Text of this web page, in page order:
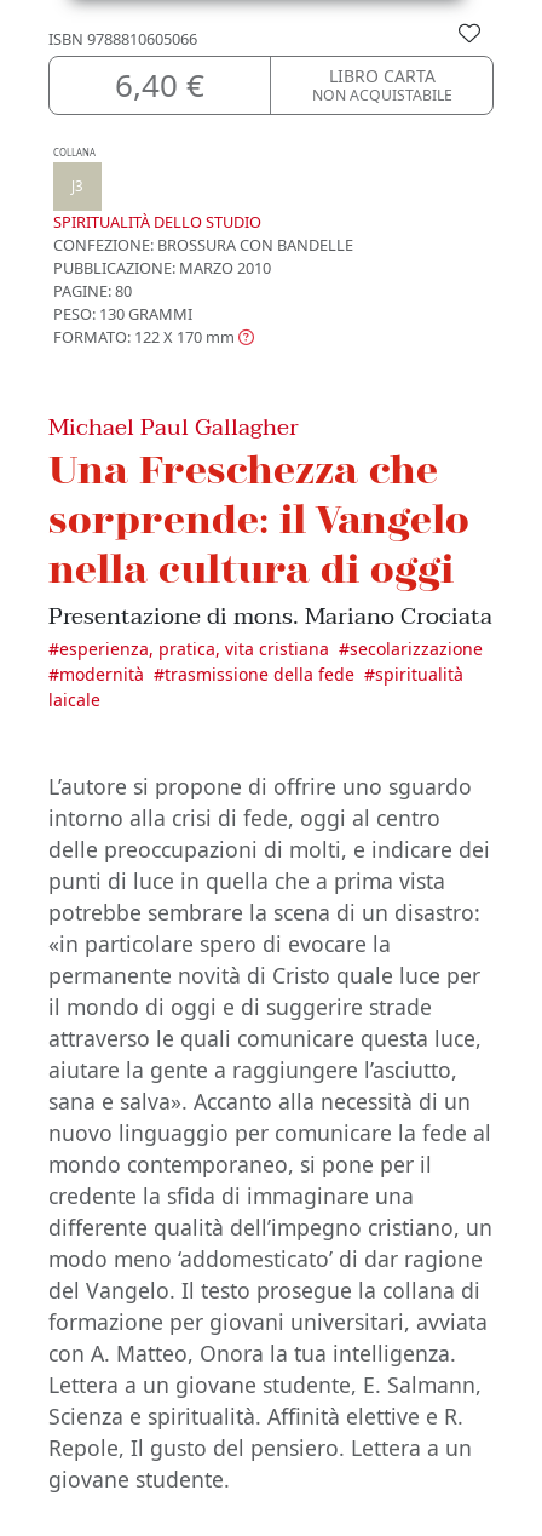
ISBN 9788810605066
6,40 € LIBRO CARTA
NON ACQUISTABILE
COLLANA
J3
SPIRITUALITÀ DELLO STUDIO
CONFEZIONE: BROSSURA CON BANDELLE
PUBBLICAZIONE: MARZO 2010
PAGINE: 80
PESO: 130 GRAMMI
FORMATO: 122 X 170 mm
Michael Paul Gallagher
Una Freschezza che
sorprende: il Vangelo
nella cultura di oggi
Presentazione di mons. Mariano Crociata
#esperienza, pratica, vita cristiana #secolarizzazione
#modernità #trasmissione della fede #spiritualità
laicale
L’autore si propone di offrire uno sguardo
intorno alla crisi di fede, oggi al centro
delle preoccupazioni di molti, e indicare dei
punti di luce in quella che a prima vista
potrebbe sembrare la scena di un disastro:
«in particolare spero di evocare la
permanente novità di Cristo quale luce per
il mondo di oggi e di suggerire strade
attraverso le quali comunicare questa luce,
aiutare la gente a raggiungere l’asciutto,
sana e salva». Accanto alla necessità di un
nuovo linguaggio per comunicare la fede al
mondo contemporaneo, si pone per il
credente la sfida di immaginare una
differente qualità dell’impegno cristiano, un
modo meno ‘addomesticato’ di dar ragione
del Vangelo. Il testo prosegue la collana di
formazione per giovani universitari, avviata
con A. Matteo, Onora la tua intelligenza.
Lettera a un giovane studente, E. Salmann,
Scienza e spiritualità. Affinità elettive e R.
Repole, Il gusto del pensiero. Lettera a un
giovane studente.